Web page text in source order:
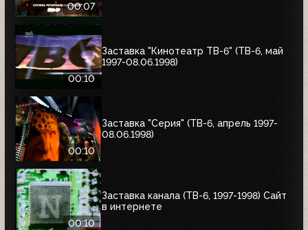
00:07
00:10
Заставка "Кинотеатр ТВ-6" (ТВ-6, май
1997-08.06.1998)
00:10
Заставка "Серия" (ТВ-6, апрель 1997-
08.06.1998)
00:10
Заставка канала (ТВ-6, 1997-1998) Сайт
в интернете